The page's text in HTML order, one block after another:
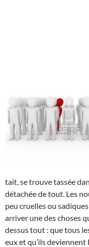
tait, se trouve tassée
détachée de tout. Les
peu cruelles ou
arriver une des choses
dessus tout : que tous
eux et qu’ils